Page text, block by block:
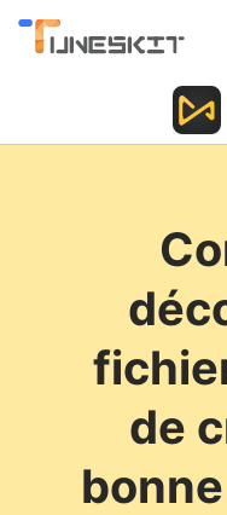
Centre
de